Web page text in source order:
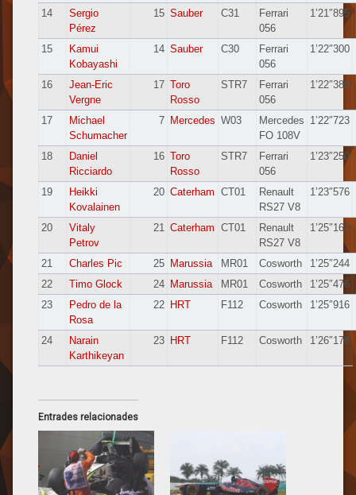
14
Sergio
Pérez
15 Sauber C31
Ferrari
056
1’21″895
15
Kamui
Kobayashi
14 Sauber C30
Ferrari
056
1’22″300
16
Jean-Eric
Vergne
17 Toro
Rosso
STR7
Ferrari
056
1’22″380
17
Michael
Schumacher
7 Mercedes W03
Mercedes
FO 108V
1’22″723
18
Daniel
Ricciardo
16 Toro
Rosso
STR7
Ferrari
056
1’23″250
19
Heikki
Kovalainen
20 Caterham CT01
Renault
RS27 V8
1’23″576
20
Vitaly
Petrov
21 Caterham CT01
Renault
RS27 V8
1’25″167
21 Charles Pic 25 Marussia MR01 Cosworth
1’25″244
22
Timo Glock 24 Marussia MR01 Cosworth
1’25″476
23
Pedro de la
Rosa
22 HRT F112 Cosworth 1’25″916
24
Narain
Karthikeyan
23 HRT F112 Cosworth 1’26″178
Entrades relacionades